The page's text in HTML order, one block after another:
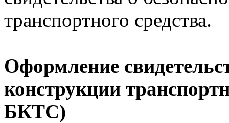
транспортного средства.
Оформление
конструкции
БКТС)